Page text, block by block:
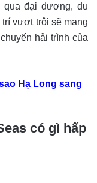
qua đại dương, du
vượt trội sẽ mang
hải trình của
Hạ Long sang
có gì hấp